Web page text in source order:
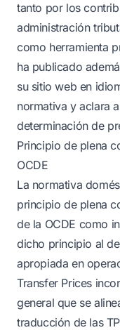
tanto por los
administración
como herramienta
ha publicado
su sitio web en
normativa y aclara
determinación de
Principio de plena
OCDE
La normativa
principio de plena
de la OCDE como
dicho principio al
apropiada en
Transfer Prices
general que se
traducción de las